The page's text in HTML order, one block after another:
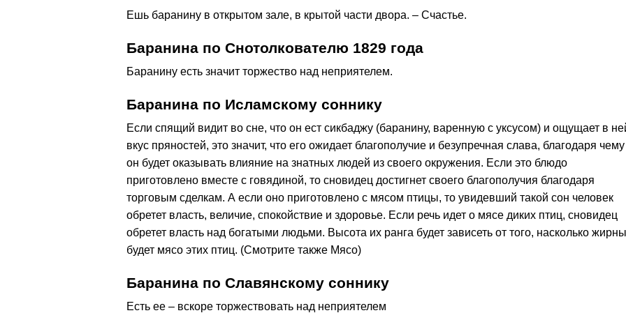
Ешь баранину в открытом зале, в крытой части двора. – Счастье.
Баранина по Снотолкователю 1829 года
Баранину есть значит торжество над неприятелем.
Баранина по Исламскому соннику
Если спящий видит во сне, что он ест сикбаджу (баранину, варенную с уксусом) и ощущает в
вкус пряностей, это значит, что его ожидает благополучие и безупречная слава, благодаря чему
он будет оказывать влияние на знатных людей из своего окружения. Если это блюдо
приготовлено вместе с говядиной, то сновидец достигнет своего благополучия благодаря
торговым сделкам. А если оно приготовлено с мясом птицы, то увидевший такой сон человек
обретет власть, величие, спокойствие и здоровье. Если речь идет о мясе диких птиц, сновидец
обретет власть над богатыми людьми. Высота их ранга будет зависеть от того, насколько
будет мясо этих птиц. (Смотрите также Мясо)
Баранина по Славянскому соннику
Есть ее – вскоре торжествовать над неприятелем